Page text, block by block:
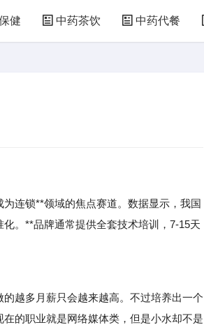
健 中药茶饮 中药代餐
连锁**领域的焦点赛道。数据显示，我国
。**品牌通常提供全套技术培训，7-15天
越多月薪只会越来越高。不过培养出一个
的职业就是网络媒体类，但是小水却不是